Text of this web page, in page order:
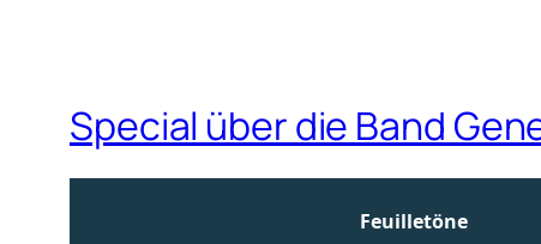
Special über die Band